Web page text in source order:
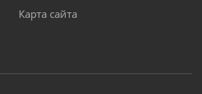
Карта сайта